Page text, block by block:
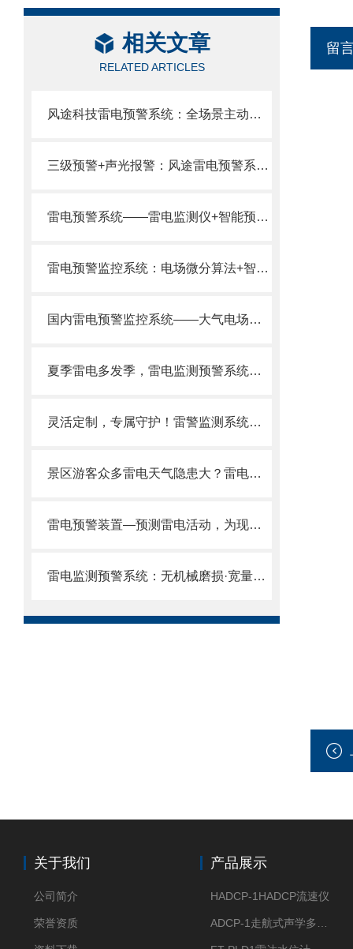
相关文章
RELATED ARTICLES
风途科技雷电预警系统：全场景主动式雷电提前预警MEMS全固态无机械部件。
三级预警+声光报警：风途雷电预警系统为高危场景提供全链路雷电防御方案。
雷电预警系统——雷电监测仪+智能预警平台，主动防雷一体化方案
雷电预警监控系统​：电场微分算法+智能阈值优化，打造精准雷电预警新标准
国内雷电预警监控系统——大气电场仪：精准预警 + 易组网，选对不后悔。
夏季雷电多发季，雷电监测预警系统开启24小时“极速预警模式”
灵活定制，专属守护！雷警监测系统为用户量身打造监测系统。
景区游客众多雷电天气隐患大？雷电预警系统，快速响应，及时疏散游客。
雷电预警装置—预测雷电活动，为现代防雷体系提供科技支撑。
雷电监测预警系统：无机械磨损·宽量程探测·15KM覆盖，工业级防雷预警优选
留
关于我们
公司简介
荣誉资质
产品展示
HADCP-1HADCP流速仪